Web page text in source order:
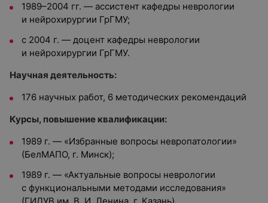
1989–2004 гг. — ассистент кафедры неврологии
и нейрохирургии ГрГМУ;
с 2004 г. — доцент кафедры неврологии
и нейрохирургии ГрГМУ.
Научная деятельность:
176 научных работ, 6 методических рекомендаций
Курсы, повышение квалификации:
1989 г. — «Избранные вопросы невропатологии»
(БелМАПО, г. Минск);
1989 г. — «Актуальные вопросы неврологии
с функциональными методами исследования»